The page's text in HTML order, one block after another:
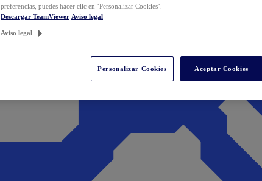
preferencias, puedes hacer clic en ¨Personalizar Cookies¨.
Descargar TeamViewer Aviso legal
Aviso legal
Personalizar Cookies Aceptar Cookies